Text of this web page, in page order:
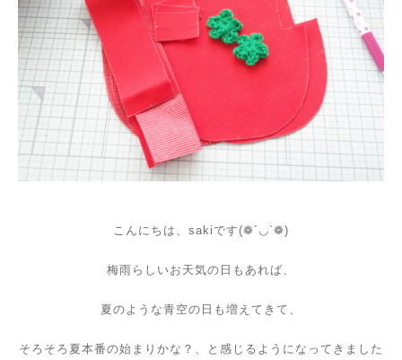
こんにちは、sakiです(❁´◡`❁)
梅雨らしいお天気の日もあれば、
夏のような青空の日も増えてきて、
そろそろ夏本番の始まりかな？、と感じるようになってきました